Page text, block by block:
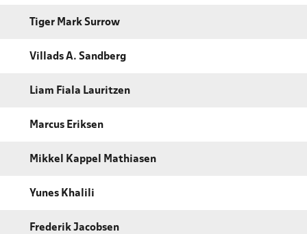
Tiger Mark Surrow
Villads A. Sandberg
Liam Fiala Lauritzen
Marcus Eriksen
Mikkel Kappel Mathiasen
Yunes Khalili
Frederik Jacobsen